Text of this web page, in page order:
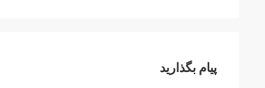
پیام بگذارید